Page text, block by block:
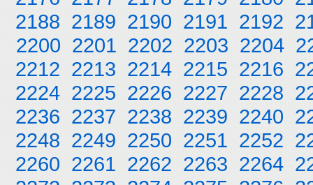
2188 2189 2190 2191 2192
2200 2201 2202 2203 2204
2212 2213 2214 2215 2216
2224 2225 2226 2227 2228
2236 2237 2238 2239 2240
2248 2249 2250 2251 2252
2260 2261 2262 2263 2264